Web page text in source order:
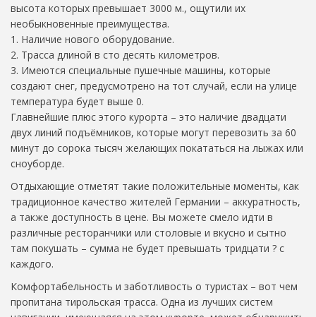
высота которых превышает 3000 м., ощутили их
необыкновенные преимущества.
1. Наличие нового оборудование.
2. Трасса длиной в сто десять километров.
3. Имеются специальные пушечные машины, которые
создают снег, предусмотрено на тот случай, если на улице
температура будет выше 0.
Главнейшие плюс этого курорта – это наличие двадцати
двух линий подъёмников, которые могут перевозить за 60
минут до сорока тысяч желающих покататься на лыжах или
сноуборде.
Отдыхающие отметят такие положительные моменты, как
традиционное качество жителей Германии – аккуратность,
а также доступность в цене. Вы можете смело идти в
различные ресторанчики или столовые и вкусно и сытно
там покушать – сумма не будет превышать тридцати ? с
каждого.
Комфортабельность и заботливость о туристах – вот чем
пропитана тирольская трасса. Одна из лучших систем